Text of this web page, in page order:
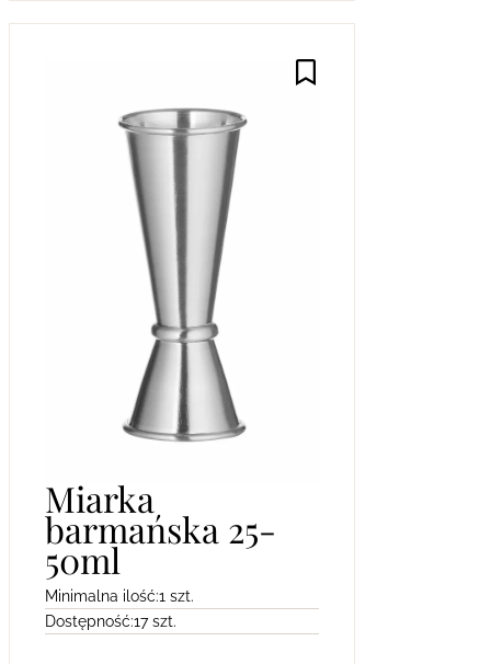
Miarka
barmańska 25-
50ml
Minimalna ilość:1 szt.
Dostępność:17 szt.